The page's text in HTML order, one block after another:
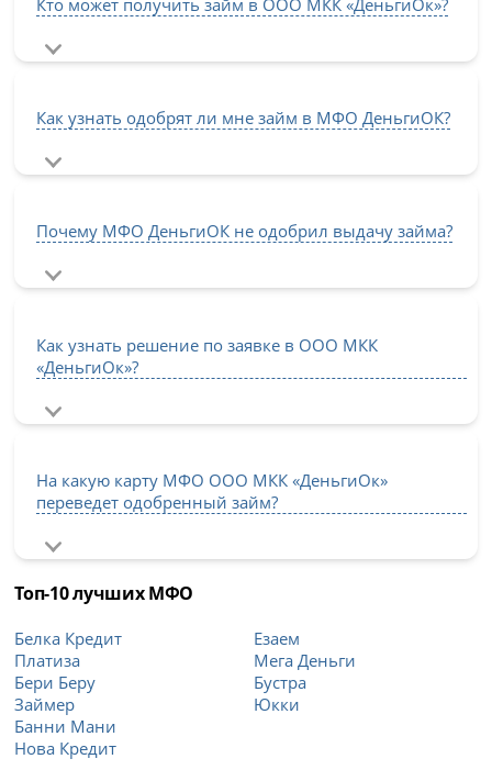
Как узнать одобрят ли мне займ в МФО ДеньгиОК?
Почему МФО ДеньгиОК не одобрил выдачу займа?
Как узнать решение по заявке в ООО МКК
«ДеньгиОк»?
На какую карту МФО ООО МКК «ДеньгиОк»
переведет одобренный займ?
Топ-10 лучших МФО
Белка Кредит
Платиза
Бери Беру
Займер
Банни Мани
Нова Кредит
Езаем
Мега Деньги
Бустра
Юкки